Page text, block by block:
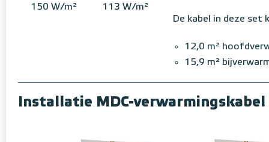
150 W/m² 113 W/m²
De kabel in deze set
12,0 m²
15,9 m²
Installatie MDC-verwarmingskabel